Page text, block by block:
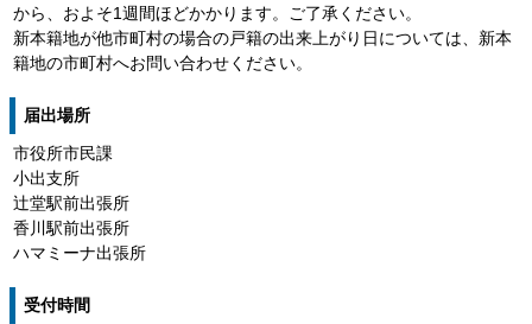
から、およそ1週間ほどかかります。ご了承ください。
新本籍地が他市町村の場合の戸籍の出来上がり日については、新本
籍地の市町村へお問い合わせください。
届出場所
市役所市民課
小出支所
辻堂駅前出張所
香川駅前出張所
ハマミーナ出張所
受付時間